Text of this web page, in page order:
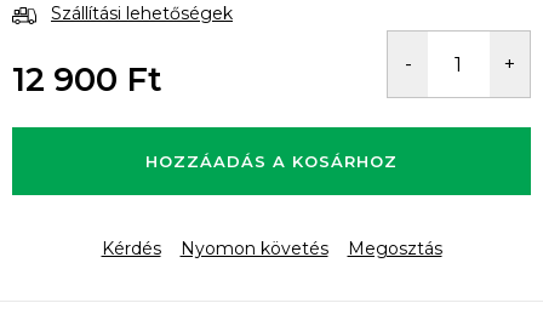
Szállítási lehetőségek
12 900 Ft
HOZZÁADÁS A KOSÁRHOZ
Kérdés Nyomon követés Megosztás